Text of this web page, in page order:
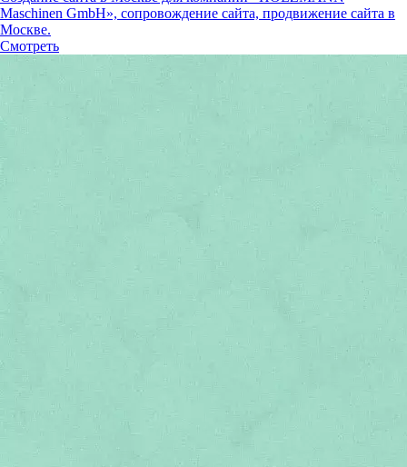
Maschinen GmbH», сопровождение сайта, продвижение сайта в
Москве.
Смотреть